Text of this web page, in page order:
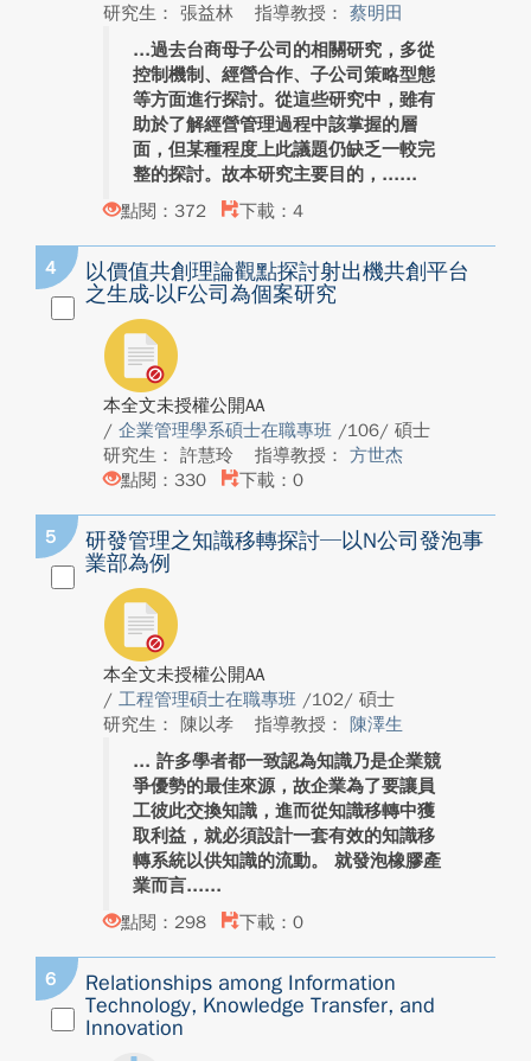
研究生： 張益林
指導教授： 蔡明田
過去台商母子公司的相關研究，多從
控制機制、經營合作、子公司策略型態
等方面進行探討。從這些研究中，雖有
助於了解經營管理過程中該掌握的層
面，但某種程度上此議題仍缺乏一較完
整的探討。故本研究主要目的，...
點閱：372
下載：4
4
以價值共創理論觀點探討射出機共創平台
之生成-以F公司為個案研究
本全文未授權公開AA
/ 企業管理學系碩士在職專班 /106/ 碩士
研究生： 許慧玲
指導教授： 方世杰
點閱：330
下載：0
5
研發管理之知識移轉探討─以N公司發泡事
業部為例
本全文未授權公開AA
/ 工程管理碩士在職專班 /102/ 碩士
研究生： 陳以孝
指導教授： 陳澤生
許多學者都一致認為知識乃是企業競
爭優勢的最佳來源，故企業為了要讓員
工彼此交換知識，進而從知識移轉中獲
取利益，就必須設計一套有效的知識移
轉系統以供知識的流動。 就發泡橡膠產
業而言...
點閱：298
下載：0
6
Relationships among Information
Technology, Knowledge Transfer, and
Innovation